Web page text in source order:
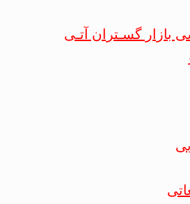
بازار گسـتران آتـی